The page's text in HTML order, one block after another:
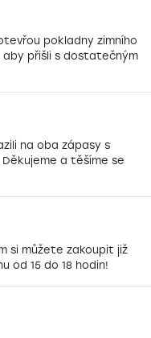
pokladny zimního
aby přišli s dostatečným
na oba zápasy s
a těšíme se
si můžete zakoupit již
od 15 do 18 hodin!